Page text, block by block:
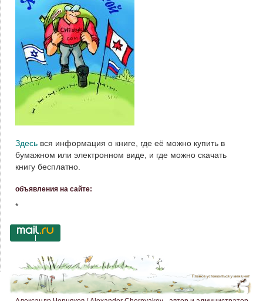
Здесь вся информация о книге, где её можно купить в
бумажном или электронном виде, и где можно скачать
книгу бесплатно.
объявления на сайте:
*